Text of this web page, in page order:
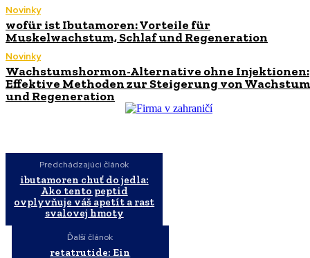
Novinky
wofür ist Ibutamoren: Vorteile für
Muskelwachstum, Schlaf und Regeneration
Novinky
Wachstumshormon-Alternative ohne Injektionen:
Effektive Methoden zur Steigerung von Wachstum
und Regeneration
Predchádzajúci článok
ibutamoren chuť do jedla:
Ako tento peptid
ovplyvňuje váš apetít a rast
svalovej hmoty
Ďalší článok
retatrutide: Ein